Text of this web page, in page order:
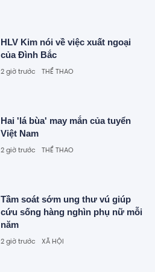
HLV Kim nói về việc xuất ngoại
của Đình Bắc
2 giờ trước THỂ THAO
Hai 'lá bùa' may mắn của tuyển
Việt Nam
2 giờ trước THỂ THAO
Tầm soát sớm ung thư vú giúp
cứu sống hàng nghìn phụ nữ mỗi
năm
2 giờ trước XÃ HỘI